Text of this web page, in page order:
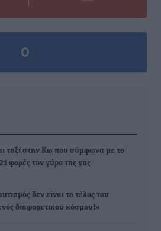
0
ταξί στην Κω που σύμφωνα με το
φορές τον γύρο της γης
δεν είναι το τέλος του
διαφορετικού κόσμου!»